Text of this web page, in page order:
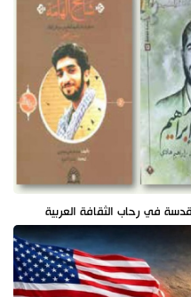
في رحاب الثقافة العربية